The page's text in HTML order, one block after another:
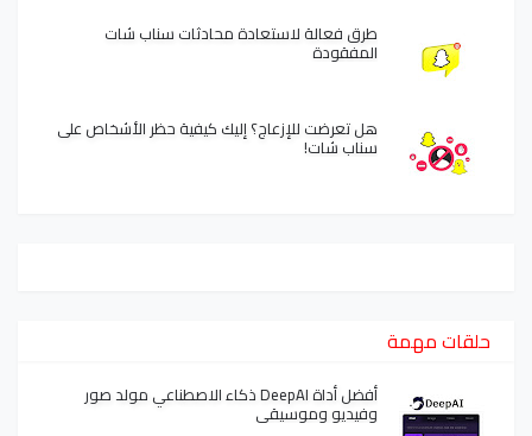
طرق فعالة لاستعادة محادثات سناب شات
المفقودة
هل تعرضت للإزعاج؟ إليك كيفية حظر الأشخاص على
سناب شات!
حلقات مهمة
أفضل أداة DeepAI ذكاء الاصطناعي مولد صور
وفيديو وموسيقى